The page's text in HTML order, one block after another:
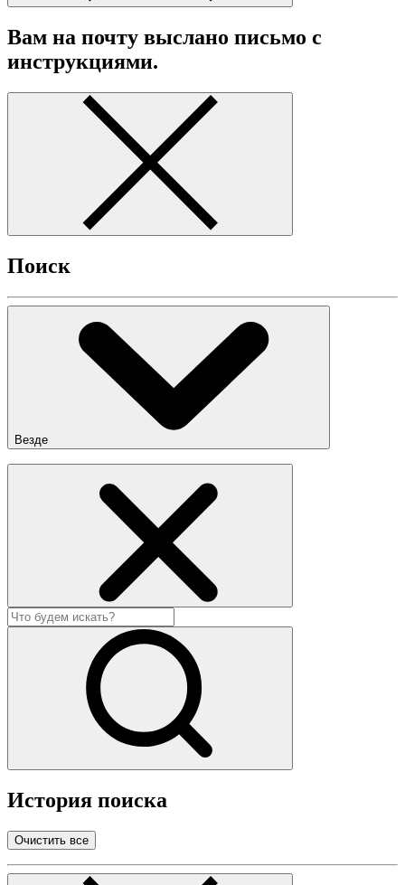
Вам на почту выслано письмо с
инструкциями.
Поиск
Везде
История поиска
Очистить все